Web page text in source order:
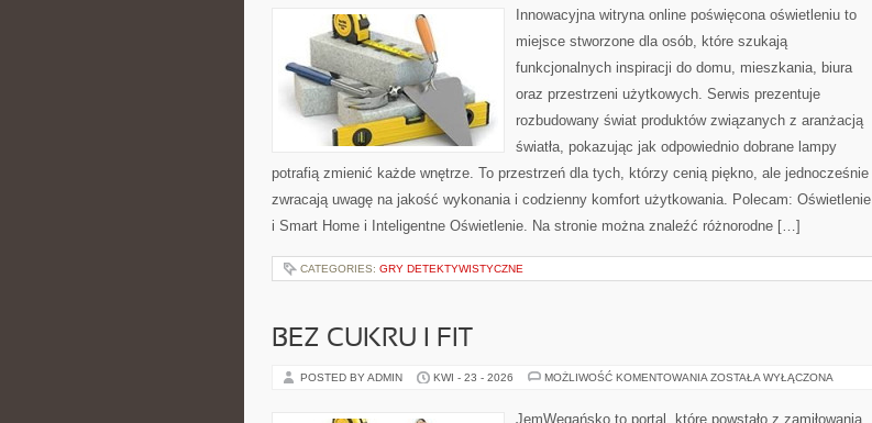
ODNAWIALNA
Innowacyjna witryna online poświęcona oświetleniu to
miejsce stworzone dla osób, które szukają
funkcjonalnych inspiracji do domu, mieszkania, biura
oraz przestrzeni użytkowych. Serwis prezentuje
rozbudowany świat produktów związanych z aranżacją
światła, pokazując jak odpowiednio dobrane lampy
potrafią zmienić każde wnętrze. To przestrzeń dla tych, którzy cenią piękno, ale jednocześnie
zwracają uwagę na jakość wykonania i codzienny komfort użytkowania. Polecam: Oświetlenie
i Smart Home i Inteligentne Oświetlenie. Na stronie można znaleźć różnorodne […]
CATEGORIES: GRY DETEKTYWISTYCZNE
BEZ CUKRU I FIT
POSTED BY ADMIN KWI - 23 - 2026 MOŻLIWOŚĆ KOMENTOWANIA BEZ
ZOSTAŁA WYŁĄCZONA
JemWegańsko to portal, które powstało z zamiłowania